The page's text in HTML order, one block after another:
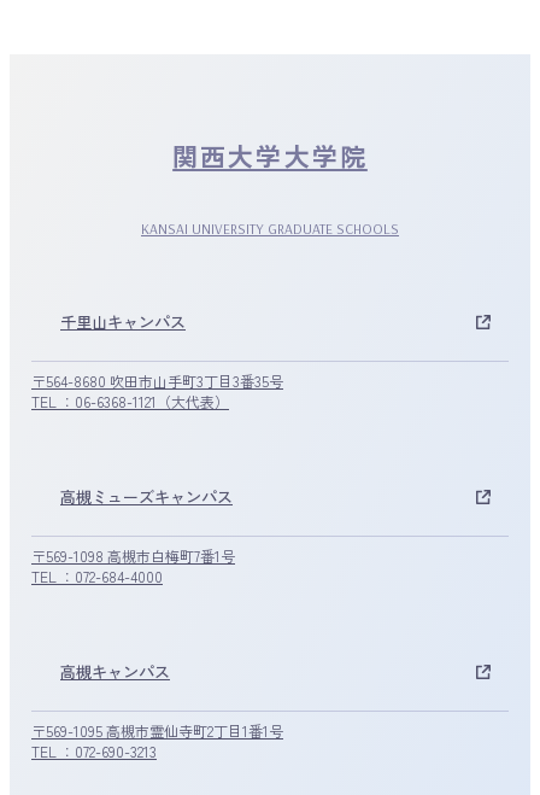
関西大学大学院
KANSAI UNIVERSITY GRADUATE SCHOOLS
千里山キャンパス
〒564-8680 吹田市山手町3丁目3番35号
TEL ：06-6368-1121（大代表）
高槻ミューズキャンパス
〒569-1098 高槻市白梅町7番1号
TEL ：072-684-4000
高槻キャンパス
〒569-1095 高槻市霊仙寺町2丁目1番1号
TEL ：072-690-3213